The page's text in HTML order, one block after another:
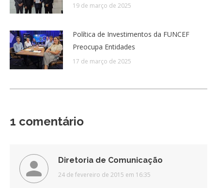
19 de março de 2025
Política de Investimentos da FUNCEF
Preocupa Entidades
17 de março de 2025
1 comentário
Diretoria de Comunicação
disse:
24 de fevereiro de 2015 em 16:35